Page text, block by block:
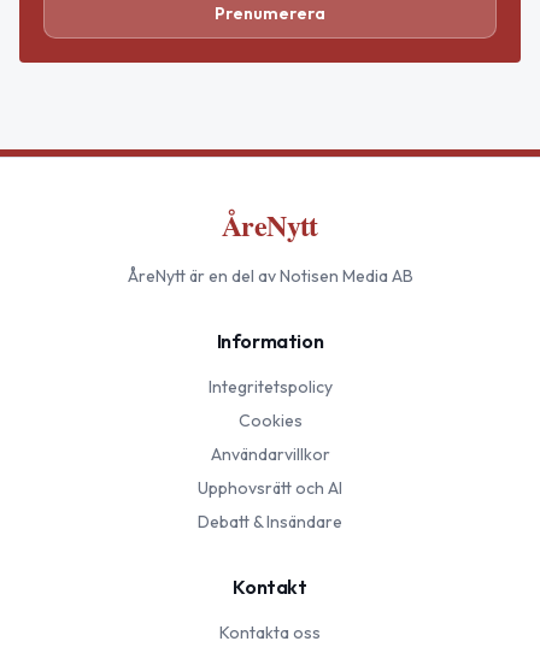
Prenumerera
ÅreNytt
ÅreNyttär en del av Notisen Media AB
Information
Integritetspolicy
Cookies
Användarvillkor
Upphovsrätt och AI
Debatt & Insändare
Kontakt
Kontakta oss